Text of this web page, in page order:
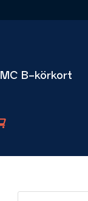
MC B-körkort